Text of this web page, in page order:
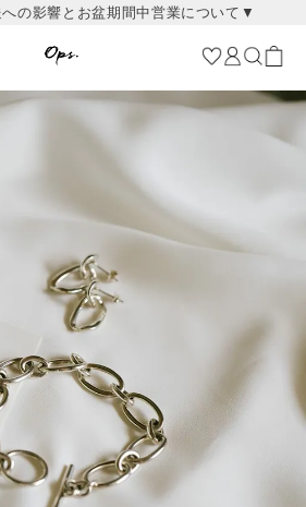
の影響とお盆期間中営業について▼